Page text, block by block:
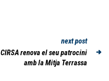
next post
CIRSA renova el seu patrocini
amb la Mitja Terrassa